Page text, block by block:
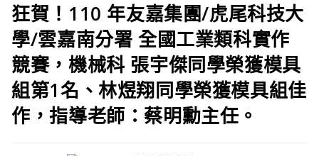
狂賀！110 年友嘉集團/虎尾科技大
學/雲嘉南分署 全國工業類科實作
競賽，機械科 張宇傑同學榮獲模具
組第1名、林煜翔同學榮獲模具組佳
作，指導老師：蔡明勳主任。